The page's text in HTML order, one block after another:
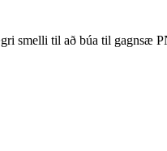
smelli til að búa til gagnsæ